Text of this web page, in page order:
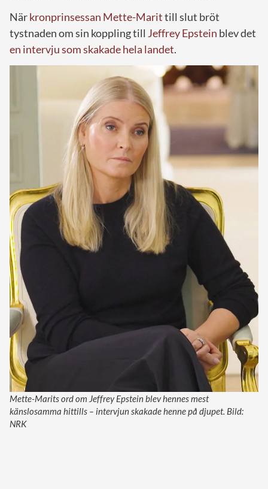
Närkronprinsessan Mette-Marittill slut bröt
tystnaden om sin koppling till Jeffrey Epstein blev det
en intervju som skakade hela landet.
Mette-Marits ord om Jeffrey Epstein blev hennes mest
känslosamma hittills – intervjun skakade henne på djupet. Bild:
NRK